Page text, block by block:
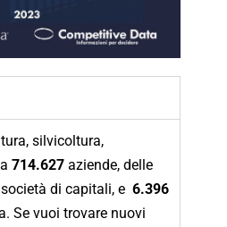
silvicoltura,
714.627 aziende, delle
di capitali, e6.396
Se vuoi trovare nuovi